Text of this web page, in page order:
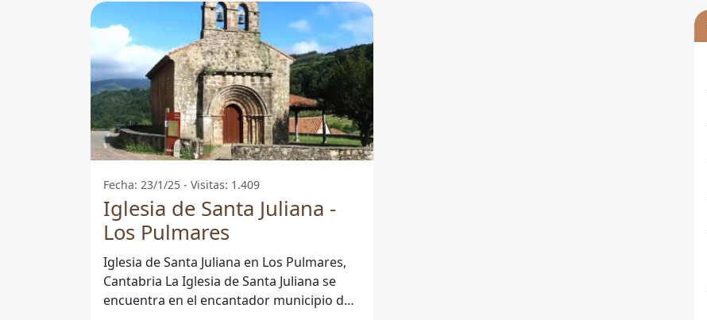
Fecha: 23/1/25 - Visitas: 1.409
Iglesia de Santa Juliana -
Los Pulmares
Iglesia de Santa Juliana en Los Pulmares,
Cantabria La Iglesia de Santa Juliana se
encuentra en el encantador municipio de